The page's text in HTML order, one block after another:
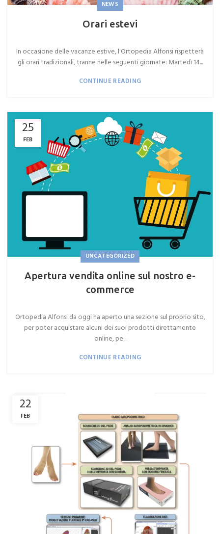
NEWS
Orari estevi
In occasione delle vacanze estive, l'Ortopedia Alfonsi rispetterà
gli orari tradizionali, tranne nelle seguenti giornate: Martedì 14...
CONTINUE READING
25
FEB
UNCATEGORIZED
Apertura vendita online sul nostro e-
commerce
Ortopedia Alfonsi da oggi ha aperto una sezione sul proprio sito,
per poter acquistare alcuni dei suoi prodotti direttamente
online, pe...
CONTINUE READING
22
FEB